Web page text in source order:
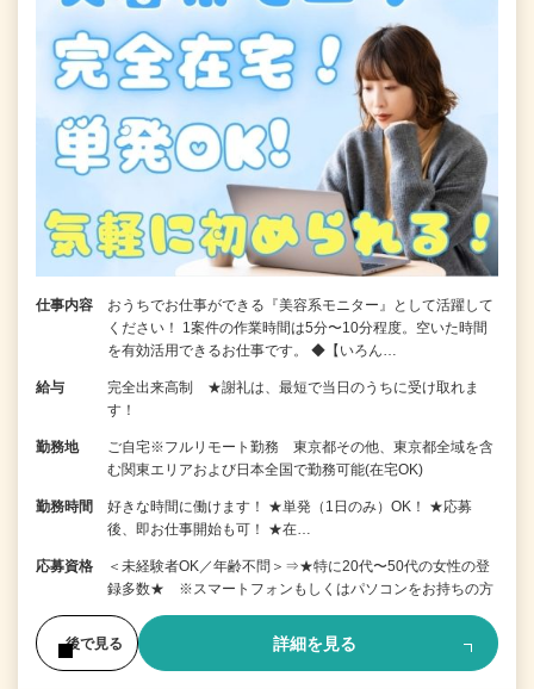
仕事内容
おうちでお仕事ができる『美容系モニター』として活躍して
ください！ 1案件の作業時間は5分〜10分程度。空いた時間
を有効活用できるお仕事です。 ◆【いろん…
給与
完全出来高制 ★謝礼は、最短で当日のうちに受け取れま
す！
勤務地
ご自宅※フルリモート勤務 東京都その他、東京都全域を含
む関東エリアおよび日本全国で勤務可能(在宅OK)
勤務時間
好きな時間に働けます！ ★単発（1日のみ）OK！ ★応募
後、即お仕事開始も可！ ★在…
応募資格
＜未経験者OK／年齢不問＞⇒★特に20代〜50代の女性の登
録多数★ ※スマートフォンもしくはパソコンをお持ちの方
後で見る 詳細を見る